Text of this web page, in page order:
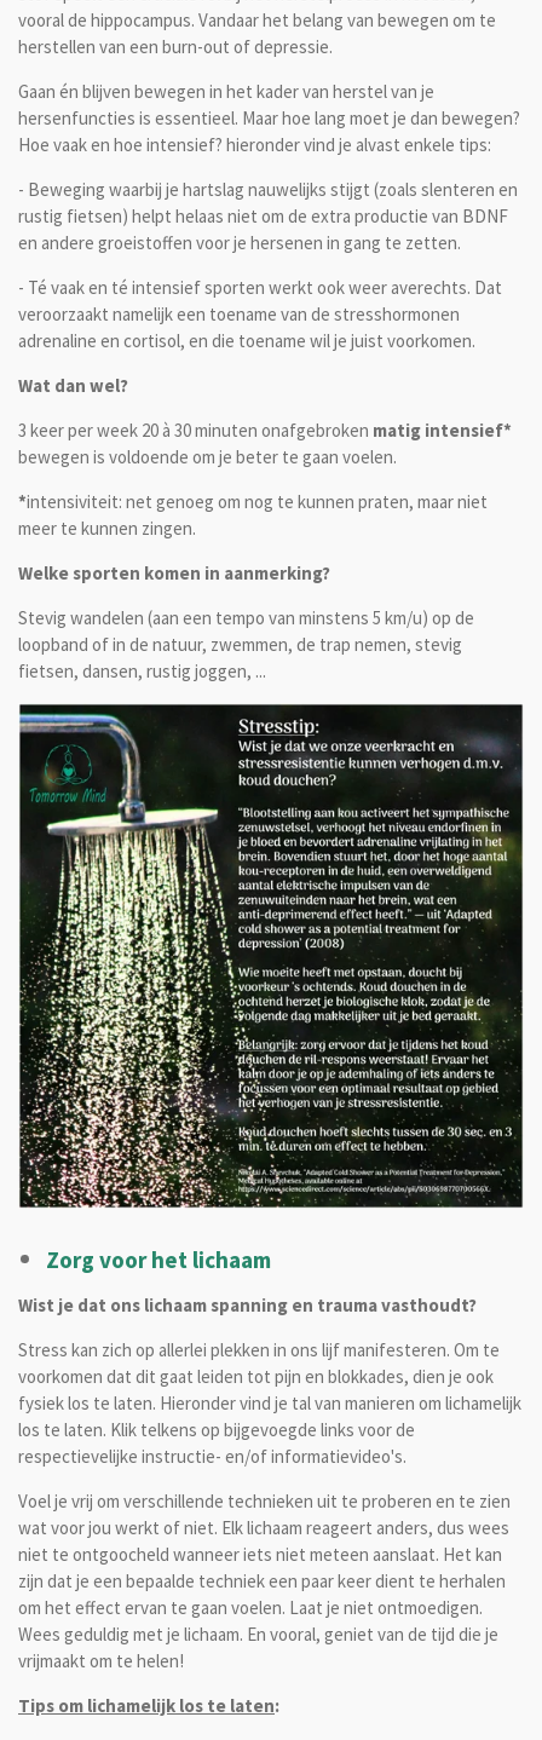
vooral de hippocampus. Vandaar het belang van bewegen om te
herstellen van een burn-out of depressie.
Gaan én blijven bewegen in het kader van herstel van je
hersenfuncties is essentieel. Maar hoe lang moet je dan bewegen?
Hoe vaak en hoe intensief? hieronder vind je alvast enkele tips:
- Beweging waarbij je hartslag nauwelijks stijgt (zoals slenteren en
rustig fietsen) helpt helaas niet om de extra productie van BDNF
en andere groeistoffen voor je hersenen in gang te zetten.
- Té vaak en té intensief sporten werkt ook weer averechts. Dat
veroorzaakt namelijk een toename van de stresshormonen
adrenaline en cortisol, en die toename wil je juist voorkomen.
Wat dan wel?
3 keer per week 20 à 30 minuten onafgebroken matig intensief*
bewegen is voldoende om je beter te gaan voelen.
*intensiviteit: net genoeg om nog te kunnen praten, maar niet
meer te kunnen zingen.
Welke sporten komen in aanmerking?
Stevig wandelen (aan een tempo van minstens 5 km/u) op de
loopband of in de natuur, zwemmen, de trap nemen, stevig
fietsen, dansen, rustig joggen, ...
Zorg voor het lichaam
Wist je dat ons lichaam spanning en trauma vasthoudt?
Stress kan zich op allerlei plekken in ons lijf manifesteren. Om te
voorkomen dat dit gaat leiden tot pijn en blokkades, dien je ook
fysiek los te laten. Hieronder vind je tal van manieren om lichamelijk
los te laten. Klik telkens op bijgevoegde links voor de
respectievelijke instructie- en/of informatievideo's.
Voel je vrij om verschillende technieken uit te proberen en te zien
wat voor jou werkt of niet. Elk lichaam reageert anders, dus wees
niet te ontgoocheld wanneer iets niet meteen aanslaat. Het kan
zijn dat je een bepaalde techniek een paar keer dient te herhalen
om het effect ervan te gaan voelen. Laat je niet ontmoedigen.
Wees geduldig met je lichaam. En vooral, geniet van de tijd die je
vrijmaakt om te helen!
Tips om lichamelijk los te laten: